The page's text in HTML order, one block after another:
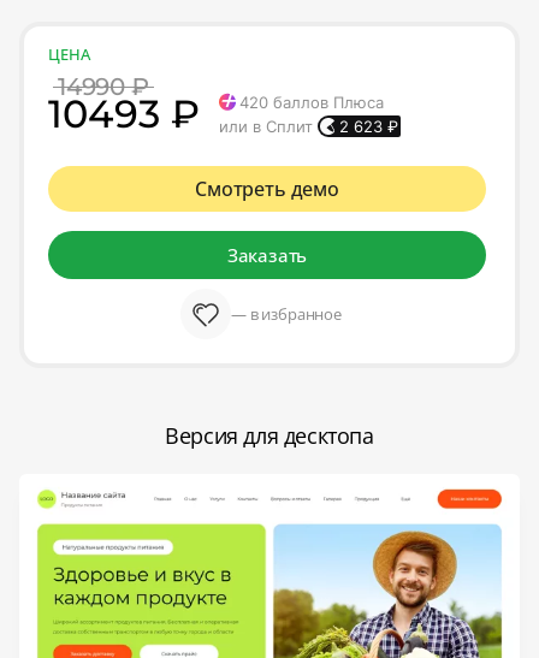
ЦЕНА
14990 ₽
10493 ₽ 420 баллов Плюса
или в Сплит
2 623 ₽
Смотреть демо
Заказать
— в избранное
Версия для десктопа